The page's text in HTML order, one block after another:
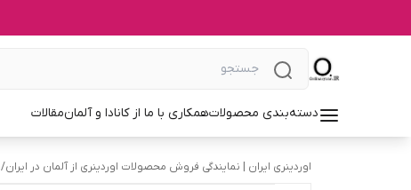
دسته‌بندی محصولاتهمکاری با ما از کانادا و آلمانمقالات
اوردینری ایران | نمایندگی فروش محصولات اوردینری از آلمان در ایران/